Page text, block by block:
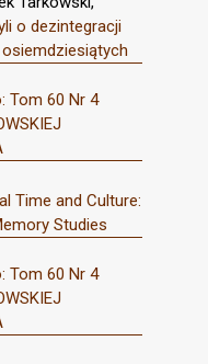
o dezintegracji
Tom 60 Nr 4
Time and Culture:
Studies
Tom 60 Nr 4